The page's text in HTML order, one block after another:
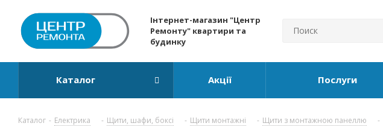
Інтернет-магазин "Центр
Ремонту" квартири та
будинку
Каталог Акції Послуги
Каталог - Електрика - Щити, шафи, боксі - Щити монтажні - Щити з монтажною панеллю -